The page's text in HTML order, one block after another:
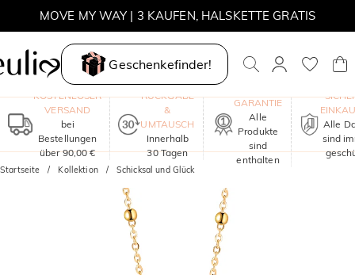
MOVE MY WAY | 3 KAUFEN, HALSKETTE GRATIS
Geschenkefinder!
KOSTENLOSER
VERSAND
bei
Bestellungen
über 90,00 €
RÜCKGABE
&
UMTAUSCH
Innerhalb
30 Tagen
GARANTIE
Alle
Produkte
sind
enthalten
Alle
sind
Startseite Kollektion Schicksal und Glück